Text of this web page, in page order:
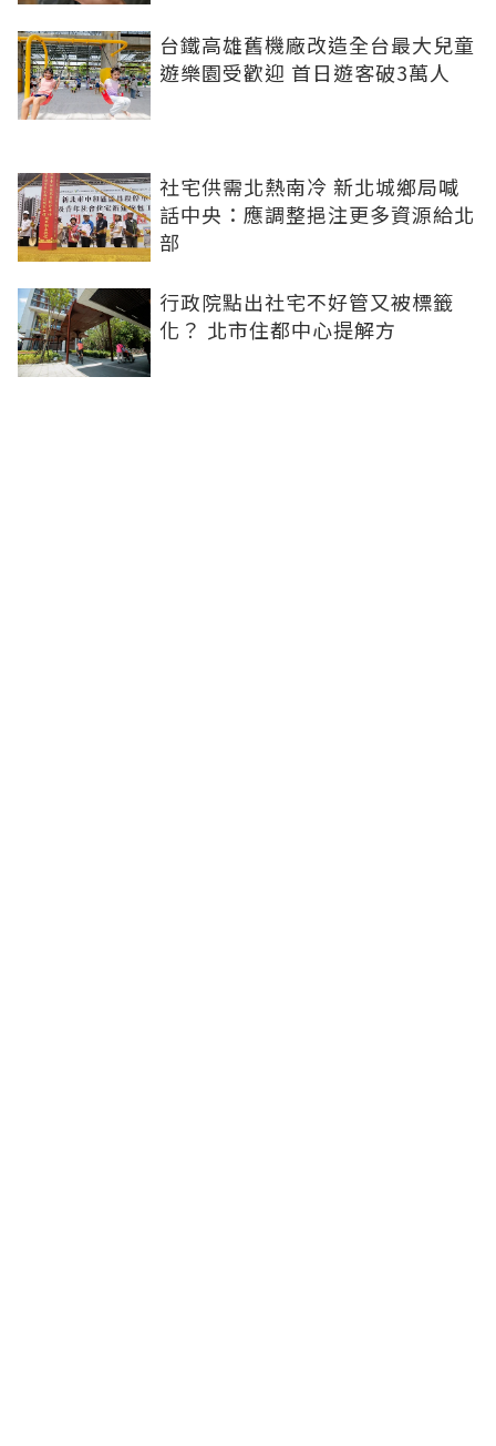
台鐵高雄舊機廠改造全台最大兒童
遊樂園受歡迎 首日遊客破3萬人
社宅供需北熱南冷 新北城鄉局喊
話中央：應調整挹注更多資源給北
部
行政院點出社宅不好管又被標籤
化？ 北市住都中心提解方